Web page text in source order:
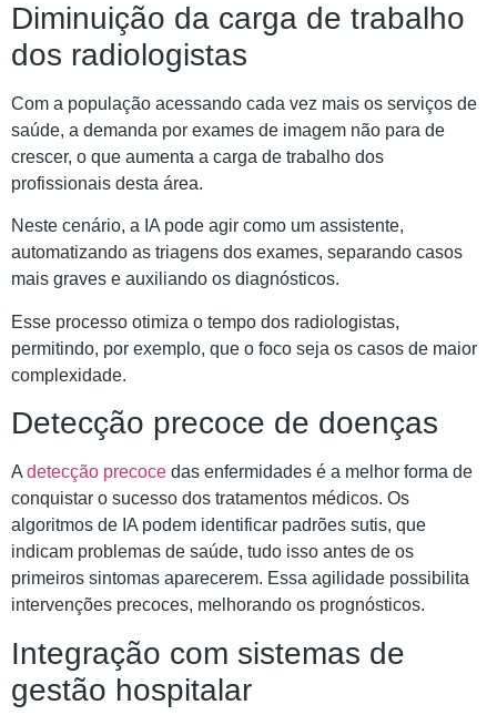
Diminuição da carga de trabalho
dos radiologistas
Com a população acessando cada vez mais os serviços de
saúde, a demanda por exames de imagem não para de
crescer, o que aumenta a carga de trabalho dos
profissionais desta área.
Neste cenário, a IA pode agir como um assistente,
automatizando as triagens dos exames, separando casos
mais graves e auxiliando os diagnósticos.
Esse processo otimiza o tempo dos radiologistas,
permitindo, por exemplo, que o foco seja os casos de maior
complexidade.
Detecção precoce de doenças
A detecção precoce das enfermidades é a melhor forma de
conquistar o sucesso dos tratamentos médicos. Os
algoritmos de IA podem identificar padrões sutis, que
indicam problemas de saúde, tudo isso antes de os
primeiros sintomas aparecerem. Essa agilidade possibilita
intervenções precoces, melhorando os prognósticos.
Integração com sistemas de
gestão hospitalar